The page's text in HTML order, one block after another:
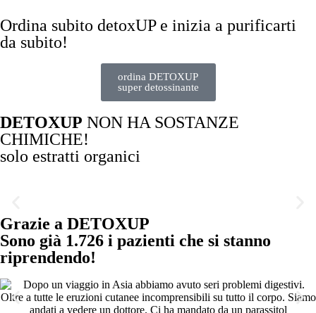
Ordina subito detoxUP e inizia a purificarti
da subito!
ordina DETOXUP
super detossinante
DETOXUP NON HA SOSTANZE
CHIMICHE!
solo estratti organici
Carciofo
Grazie a DETOXUP
Sono già 1.726 i pazienti che si stanno
riprendendo!